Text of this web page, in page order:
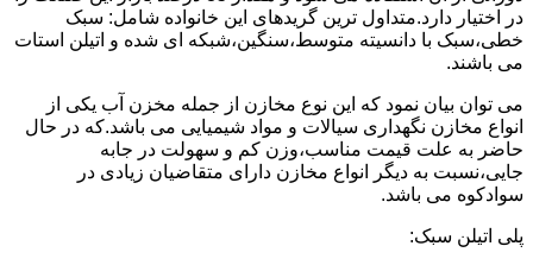
در اختیار دارد.متداول ترین گریدهای این خانواده شامل: سبک
خطی،سبک با دانسیته متوسط،سنگین،شبکه ای شده و اتیلن استات
می باشند.
می توان بیان نمود که این نوع مخازن از جمله مخزن آب یکی از
انواع مخازن نگهداری سیالات و مواد شیمیایی می باشد.که در حال
حاضر به علت قیمت مناسب،وزن کم و سهولت در جابه
جایی،نسبت به دیگر انواع مخازن دارای متقاضیان زیادی در
سوادکوه می باشد.
پلی اتیلن سبک: